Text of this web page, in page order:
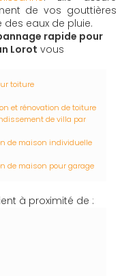
de vos gouttières
eaux de pluie.
rapide pour
Lorot vous
toiture
et rénovation de toiture
de villa par
de maison individuelle
de maison pour garage
à proximité de :